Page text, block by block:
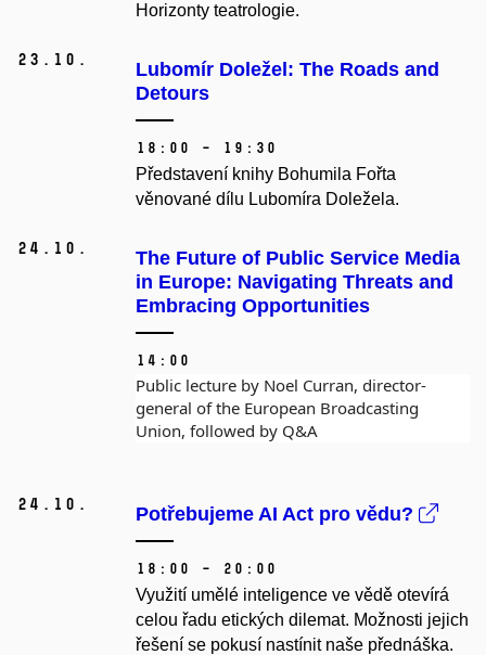
Horizonty teatrologie.
23. 10.
Lubomír Doležel: The Roads and
Detours
18:00 – 19:30
Představení knihy Bohumila Fořta
věnované dílu Lubomíra Doležela.
24. 10.
The Future of Public Service Media
in Europe: Navigating Threats and
Embracing Opportunities
14:00
Public lecture by Noel Curran, director-
general of the European Broadcasting
Union, followed by Q&A
24. 10. Potřebujeme AI Act pro vědu?
18:00 – 20:00
Využití umělé inteligence ve vědě otevírá
celou řadu etických dilemat. Možnosti jejich
řešení se pokusí nastínit naše přednáška.